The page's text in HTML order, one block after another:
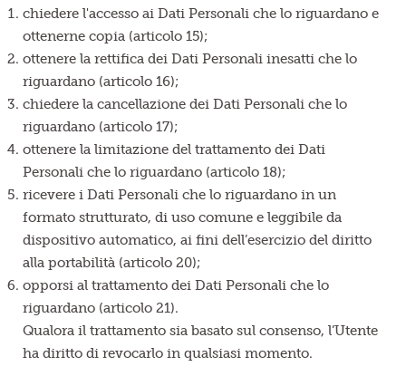
chiedere l'accesso ai Dati Personali che lo riguardano e
ottenerne copia (articolo 15);
ottenere la rettifica dei Dati Personali inesatti che lo
riguardano (articolo 16);
chiedere la cancellazione dei Dati Personali che lo
riguardano (articolo 17);
ottenere la limitazione del trattamento dei Dati
Personali che lo riguardano (articolo 18);
ricevere i Dati Personali che lo riguardano in un
formato strutturato, di uso comune e leggibile da
dispositivo automatico, ai fini dell’esercizio del diritto
alla portabilità (articolo 20);
opporsi al trattamento dei Dati Personali che lo
riguardano (articolo 21).
Qualora il trattamento sia basato sul consenso, l’Utente
ha diritto di revocarlo in qualsiasi momento.